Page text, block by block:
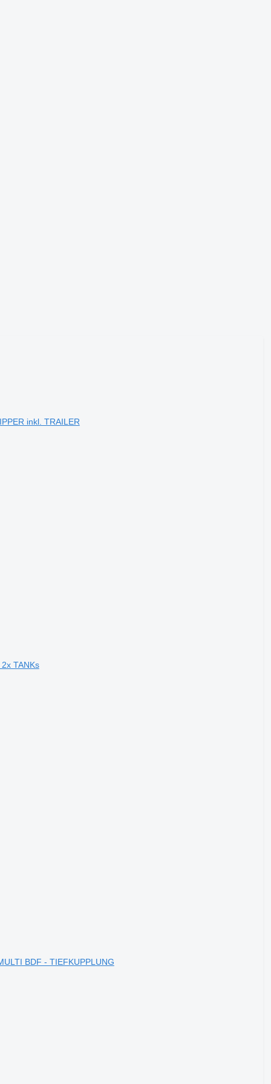
inkl. TRAILER
TANKs
BDF - TIEFKUPPLUNG